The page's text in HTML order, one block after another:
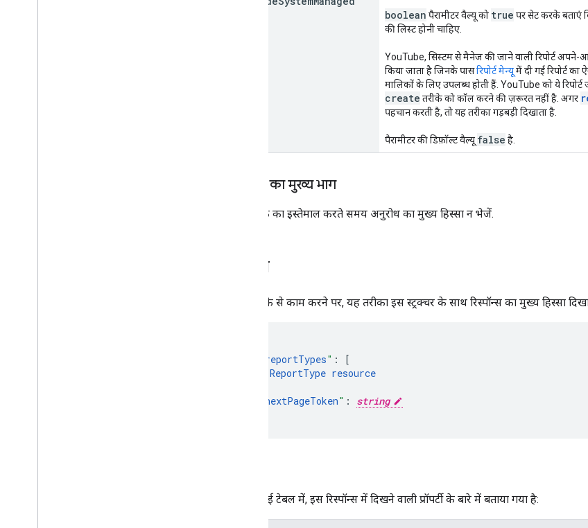
boolean पैरामीटर वैल्यू को true पर सेट करके बताएं
की लिस्ट होनी चाहिए.
YouTube, सिस्टम से मैनेज की जाने वाली रिपोर्ट
किया जाता है जिनके पासरिपोर्ट मेन्यूमें दी गई रिपोर्ट
मालिकों के लिए उपलब्ध होती हैं. YouTube को ये
create तरीके को कॉल करने की ज़रूरत नहीं है. अगर
पहचान करती है, तो यह तरीका गड़बड़ी दिखाता है.
पैरामीटर की डिफ़ॉल्ट वैल्यू false है.
अनुरोध का मुख्य भाग
इस तरीके का इस्तेमाल करते समय अनुरोध का मुख्य हिस्सा न भेजें.
जवाब
सही तरीके से काम करने पर, यह तरीका इस स्ट्रक्चर के साथ रिस्पॉन्स का मुख्य हिस्सा
reportTypes" :
[
ReportType resource
nextPageToken" :
string
नीचे दी गई टेबल में, इस रिस्पॉन्स में दिखने वाली प्रॉपर्टी के बारे में बताया गया है: